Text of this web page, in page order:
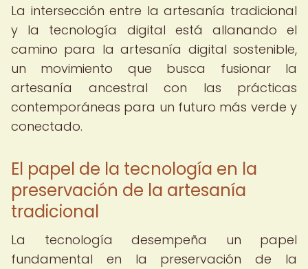
La intersección entre la artesanía tradicional
y la tecnología digital está allanando el
camino para la artesanía digital sostenible,
un movimiento que busca fusionar la
artesanía ancestral con las prácticas
contemporáneas para un futuro más verde y
conectado.
El papel de la tecnología en la
preservación de la artesanía
tradicional
La tecnología desempeña un papel
fundamental en la preservación de la